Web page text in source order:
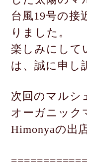
台風19号の接
りました。
楽しみにして
は、誠に申し
次回のマルシ
オーガニック
Himonyaの出